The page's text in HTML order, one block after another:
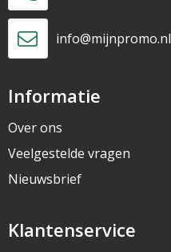
info@mijnpromo.nl
Informatie
Over ons
Veelgestelde vragen
Nieuwsbrief
Klantenservice